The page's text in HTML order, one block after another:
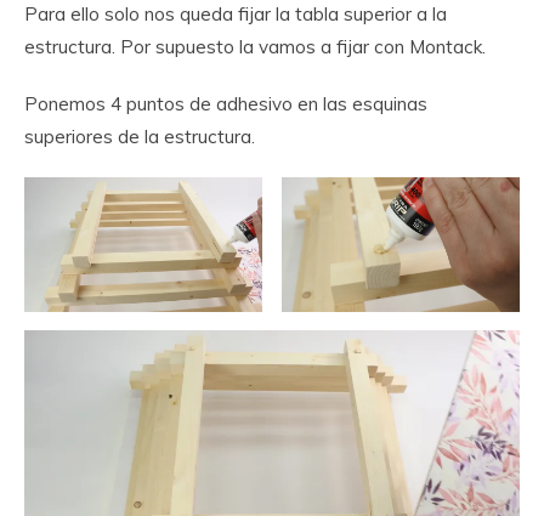
Para ello solo nos queda fijar la tabla superior a la
estructura. Por supuesto la vamos a fijar con Montack.
Ponemos 4 puntos de adhesivo en las esquinas
superiores de la estructura.